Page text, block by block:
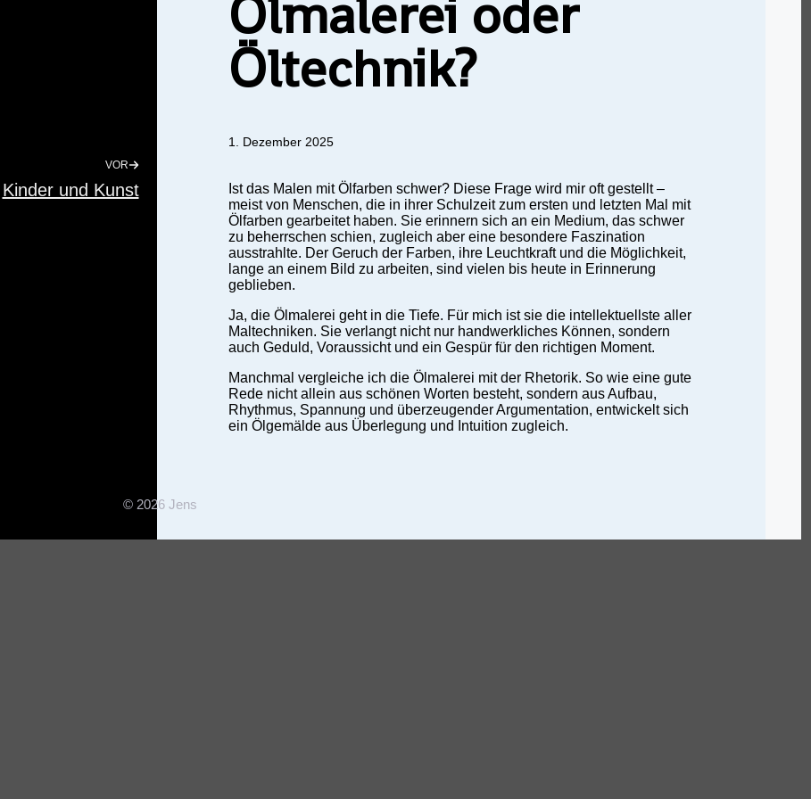
VOR
Kinder und Kunst
Ölmalerei oder
Öltechnik?
1. Dezember 2025
Ist das Malen mit Ölfarben schwer? Diese Frage wird mir oft gestellt –
meist von Menschen, die in ihrer Schulzeit zum ersten und letzten Mal mit
Ölfarben gearbeitet haben. Sie erinnern sich an ein Medium, das schwer
zu beherrschen schien, zugleich aber eine besondere Faszination
ausstrahlte. Der Geruch der Farben, ihre Leuchtkraft und die Möglichkeit,
lange an einem Bild zu arbeiten, sind vielen bis heute in Erinnerung
geblieben.
Ja, die Ölmalerei geht in die Tiefe. Für mich ist sie die intellektuellste aller
Maltechniken. Sie verlangt nicht nur handwerkliches Können, sondern
auch Geduld, Voraussicht und ein Gespür für den richtigen Moment.
Manchmal vergleiche ich die Ölmalerei mit der Rhetorik. So wie eine gute
Rede nicht allein aus schönen Worten besteht, sondern aus Aufbau,
Rhythmus, Spannung und überzeugender Argumentation, entwickelt sich
ein Ölgemälde aus Überlegung und Intuition zugleich.
© 2026 Jens